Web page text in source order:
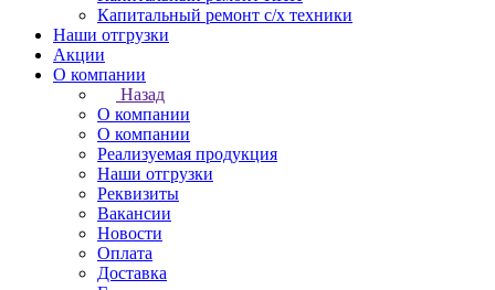
Капитальный ремонт с/х техники
Наши отгрузки
Акции
О компании
Назад
О компании
О компании
Реализуемая продукция
Наши отгрузки
Реквизиты
Вакансии
Новости
Оплата
Доставка